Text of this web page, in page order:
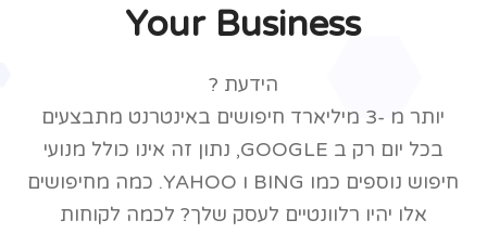
Your Business
הידעת ?
יותר מ -3 מיליארד חיפושים באינטרנט מתבצעים
בכל יום רק ב GOOGLE, נתון זה אינו כולל מנועי
חיפוש נוספים כמו BING ו YAHOO. כמה מחיפושים
אלו יהיו רלוונטיים לעסק שלך? לכמה לקוחות